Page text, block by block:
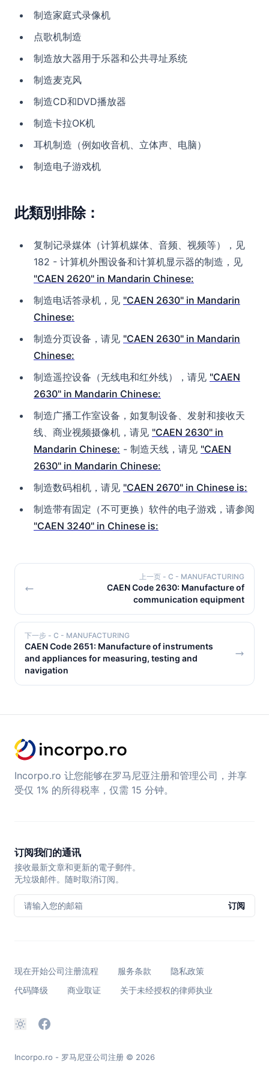
制造家庭式录像机
点歌机制造
制造放大器用于乐器和公共寻址系统
制造麦克风
制造CD和DVD播放器
制造卡拉OK机
耳机制造（例如收音机、立体声、电脑）
制造电子游戏机
此類別排除：
复制记录媒体（计算机媒体、音频、视频等），见
182 - 计算机外围设备和计算机显示器的制造，见
"CAEN 2620" in Mandarin Chinese:
制造电话答录机，见 "CAEN 2630" in Mandarin
Chinese:
制造分页设备，请见 "CAEN 2630" in Mandarin
Chinese:
制造遥控设备（无线电和红外线），请见 "CAEN
2630" in Mandarin Chinese:
制造广播工作室设备，如复制设备、发射和接收天
线、商业视频摄像机，请见 "CAEN 2630" in
Mandarin Chinese: - 制造天线，请见 "CAEN
2630" in Mandarin Chinese:
制造数码相机，请见 "CAEN 2670" in Chinese is:
制造带有固定（不可更换）软件的电子游戏，请参阅
"CAEN 3240" in Chinese is:
上一页 - C - MANUFACTURING
CAEN Code 2630: Manufacture of
communication equipment
下一步 - C - MANUFACTURING
CAEN Code 2651: Manufacture of instruments
and appliances for measuring, testing and
navigation
Incorpo.ro 让您能够在罗马尼亚注册和管理公司，并享
受仅 1% 的所得税率，仅需 15 分钟。
订阅我们的通讯
接收最新文章和更新的電子郵件。
无垃圾邮件。随时取消订阅。
请输入您的邮箱 订阅
现在开始公司注册流程 服务条款
隐私政策
代码降级
商业取证 关于未经授权的律师执业
Incorpo.ro - 罗马尼亚公司注册 © 2026